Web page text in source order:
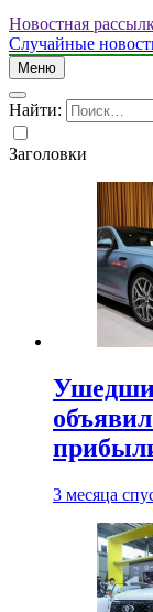
Новостная
Случайные
Меню
Найти:
Заголовки
3 месяца